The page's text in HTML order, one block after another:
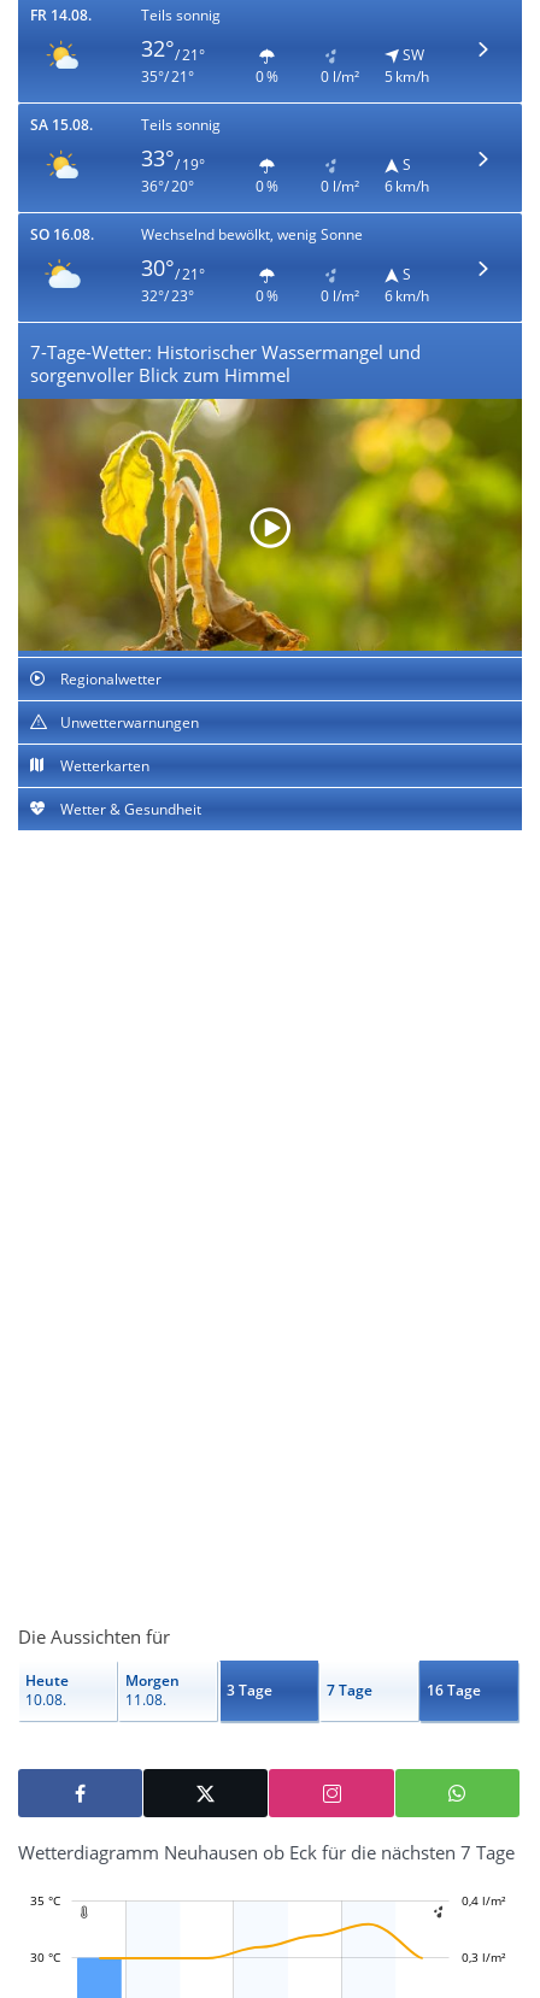
FR 14.08. Teils sonnig
32°/ 21°
35°/ 21°
0 % 0 l/m²
SW
5 km/h
SA 15.08. Teils sonnig
33°/ 19°
36°/ 20°
0 % 0 l/m²
S
6 km/h
SO 16.08. Wechselnd bewölkt, wenig Sonne
30°/ 21°
32°/ 23°
0 % 0 l/m²
S
6 km/h
7-Tage-Wetter: Historischer Wassermangel und
sorgenvoller Blick zum Himmel
Regionalwetter
Unwetterwarnungen
Wetterkarten
Wetter & Gesundheit
Die Aussichten für
Heute
10.08.
Morgen
11.08.
3 Tage 7 Tage 16 Tage
Wetterdiagramm Neuhausen ob Eck für die nächsten 7 Tage
 
30 °C
35 °C -0,1 l/m²
-0,05 l/m²
0,05 l/m²
0,5 l/m²
0,4 l/m²
0,3 l/m²
-0,2 l/m²